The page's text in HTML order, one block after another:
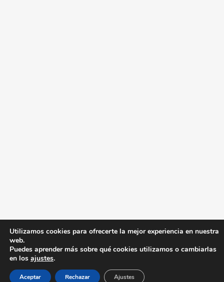
Utilizamos cookies para ofrecerte la mejor experiencia en nuestra
web.
Puedes aprender más sobre qué cookies utilizamos o cambiarlas
en los ajustes.
Aceptar Rechazar Ajustes